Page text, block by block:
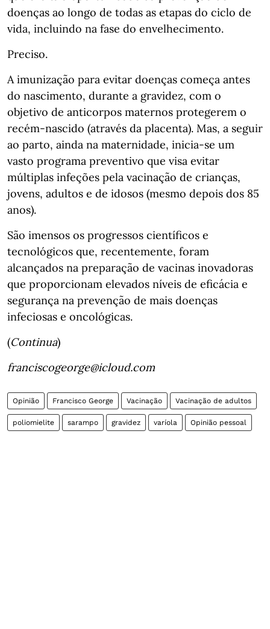
doenças ao longo de todas as etapas do ciclo de
vida, incluindo na fase do envelhecimento.
Preciso.
A imunização para evitar doenças começa antes
do nascimento, durante a gravidez, com o
objetivo de anticorpos maternos protegerem o
recém-nascido (através da placenta). Mas, a seguir
ao parto, ainda na maternidade, inicia-se um
vasto programa preventivo que visa evitar
múltiplas infeções pela vacinação de crianças,
jovens, adultos e de idosos (mesmo depois dos 85
anos).
São imensos os progressos científicos e
tecnológicos que, recentemente, foram
alcançados na preparação de vacinas inovadoras
que proporcionam elevados níveis de eficácia e
segurança na prevenção de mais doenças
infeciosas e oncológicas.
(Continua)
franciscogeorge@icloud.com
Opinião Francisco George Vacinação Vacinação de adultos
poliomielite sarampo gravidez varíola Opinião pessoal